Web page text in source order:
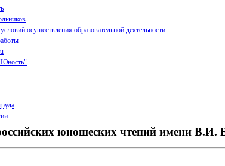
юношеских чтений имени В.И.
осуществления образовательной деятельности